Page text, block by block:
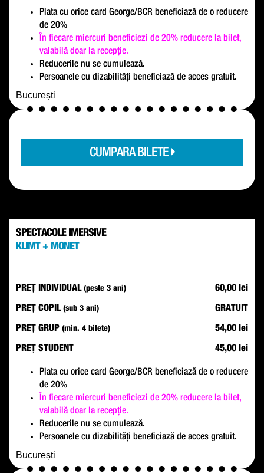
Plata cu orice card George/BCR beneficiază de o reducere
de 20%
În fiecare miercuri beneficiezi de 20% reducere la bilet,
valabilă doar la recepție.
Reducerile nu se cumulează.
Persoanele cu dizabilități beneficiază de acces gratuit.
București
CUMPARA BILETE
SPECTACOLE IMERSIVE
KLIMT + MONET
PREȚ INDIVIDUAL (peste 3 ani) 60,00 lei
PREȚ COPIL (sub 3 ani) GRATUIT
PREȚ GRUP (min. 4 bilete) 54,00 lei
PREȚ STUDENT 45,00 lei
Plata cu orice card George/BCR beneficiază de o reducere
de 20%
În fiecare miercuri beneficiezi de 20% reducere la bilet,
valabilă doar la recepție.
Reducerile nu se cumulează.
Persoanele cu dizabilități beneficiază de acces gratuit.
București